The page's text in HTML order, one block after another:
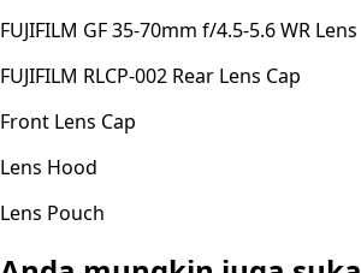
FUJIFILM GF 35-70mm f/4.5-5.6 WR Lens
FUJIFILM RLCP-002 Rear Lens Cap
Front Lens Cap
Lens Hood
Lens Pouch